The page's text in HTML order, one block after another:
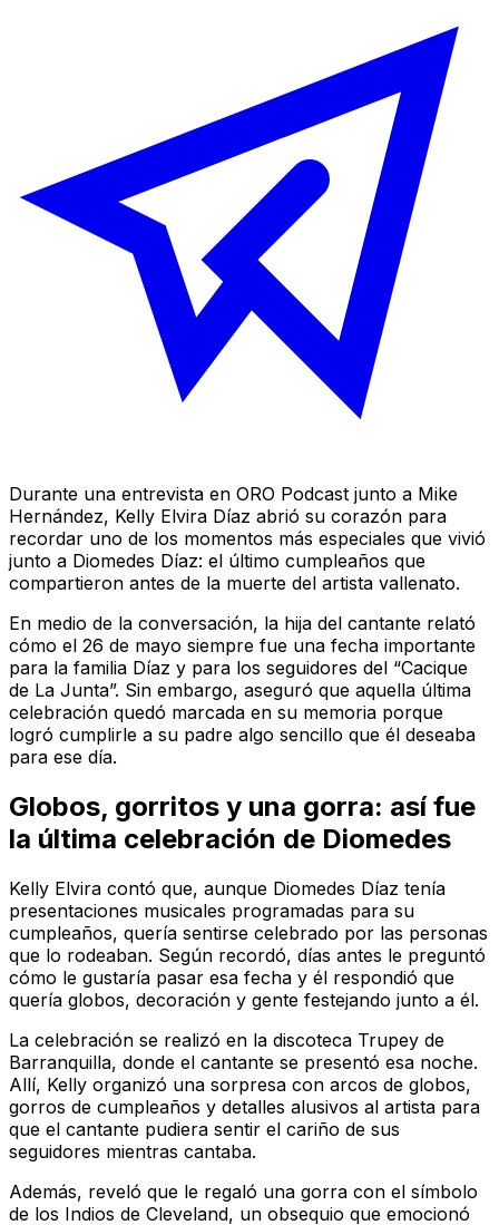
Durante una entrevista en ORO Podcast junto a Mike
Hernández, Kelly Elvira Díaz abrió su corazón para
recordar uno de los momentos más especiales que vivió
junto a Diomedes Díaz: el último cumpleaños que
compartieron antes de la muerte del artista vallenato.
En medio de la conversación, la hija del cantante relató
cómo el 26 de mayo siempre fue una fecha importante
para la familia Díaz y para los seguidores del “Cacique
de La Junta”. Sin embargo, aseguró que aquella última
celebración quedó marcada en su memoria porque
logró cumplirle a su padre algo sencillo que él deseaba
para ese día.
Globos, gorritos y una gorra: así fue
la última celebración de Diomedes
Kelly Elvira contó que, aunque Diomedes Díaz tenía
presentaciones musicales programadas para su
cumpleaños, quería sentirse celebrado por las personas
que lo rodeaban. Según recordó, días antes le preguntó
cómo le gustaría pasar esa fecha y él respondió que
quería globos, decoración y gente festejando junto a él.
La celebración se realizó en la discoteca Trupey de
Barranquilla, donde el cantante se presentó esa noche.
Allí, Kelly organizó una sorpresa con arcos de globos,
gorros de cumpleaños y detalles alusivos al artista para
que el cantante pudiera sentir el cariño de sus
seguidores mientras cantaba.
Además, reveló que le regaló una gorra con el símbolo
de los Indios de Cleveland, un obsequio que emocionó